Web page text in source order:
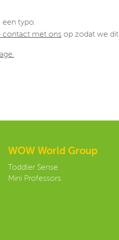
een typo.
contact met ons op zodat we
WOW World Group
Toddler Sense
Mini Professors